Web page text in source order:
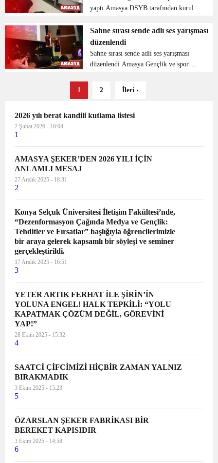
yaptı Amasya DSYB tarafından kurulan
evlerindeki tank görevlileri ve
merkezlerde bulunan süt alım merkezi
çalışanlarının aylık yaptıklar...
Sahne sırası sende adlı ses yarışması
düzenlendi
Sahne sırası sende adlı ses yarışması
düzenlendi Amasya Gençlik ve spor
müdürlüğünün düzenlediği Kültür ve
1 2 İleri ›
2026 yılı berat kandili kutlama listesi
2 Şubat 2026 - 16:04
1
AMASYA ŞEKER’DEN 2026 YILI İÇİN
ANLAMLI MESAJ
27 Aralık 2025 - 18:31
2
Konya Selçuk Üniversitesi İletişim Fakültesi’nde,
“Dezenformasyon Çağında Medya ve Gençlik:
Tehditler ve Fırsatlar” başlığıyla öğrencilerimizle
bir araya gelerek kapsamlı bir söyleşi ve seminer
gerçekleştirildi.
17 Aralık 2025 - 16:51
3
YETER ARTIK FERHAT İLE ŞİRİN’İN
YOLUNA ENGEL! HALK TEPKİLİ: “YOLU
KAPATMAK ÇÖZÜM DEĞİL, GÖREVİNİ
YAP!”
28 Ekim 2025 - 15:32
4
SAATCİ ÇİFCİMİZİ HİÇBİR ZAMAN YALNIZ
BIRAKMADIK
3 Ekim 2025 - 15:23
5
ÖZARSLAN ŞEKER FABRİKASI BİR
BEREKET KAPISIDIR
3 Ekim 2025 - 14:58
6